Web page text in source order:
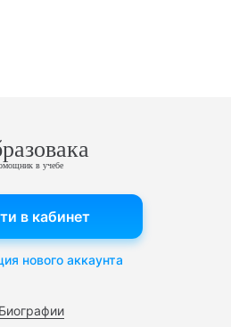
в учебе
Биографии
в кабинет
нового аккаунта